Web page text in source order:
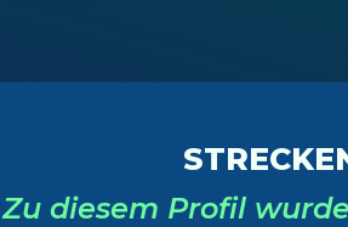
Zu diesem Profil